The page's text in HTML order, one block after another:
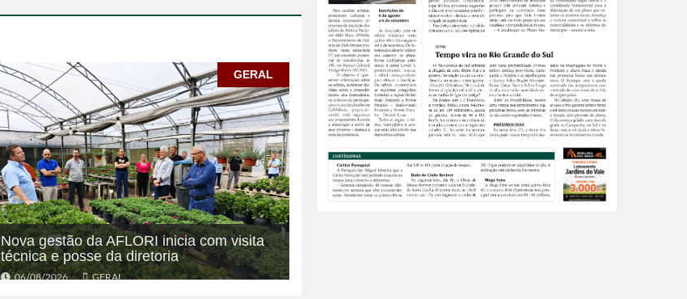
GERAL
Nova gestão da AFLORI inicia com visita
técnica e posse da diretoria
06/08/2026 GERAL